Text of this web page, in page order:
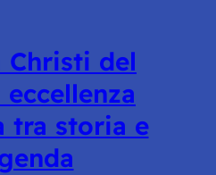
Christi del
tra storia e